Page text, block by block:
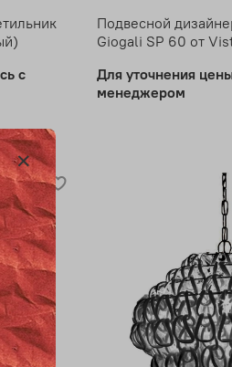
с
Подвесной
Giogali SP 60 от
Для уточнения
менеджером